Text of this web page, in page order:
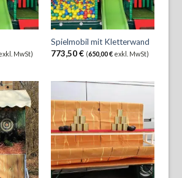
MwSt)
Spielmobil mit Kletterwand
773,50€ (650,00€exkl. MwSt)